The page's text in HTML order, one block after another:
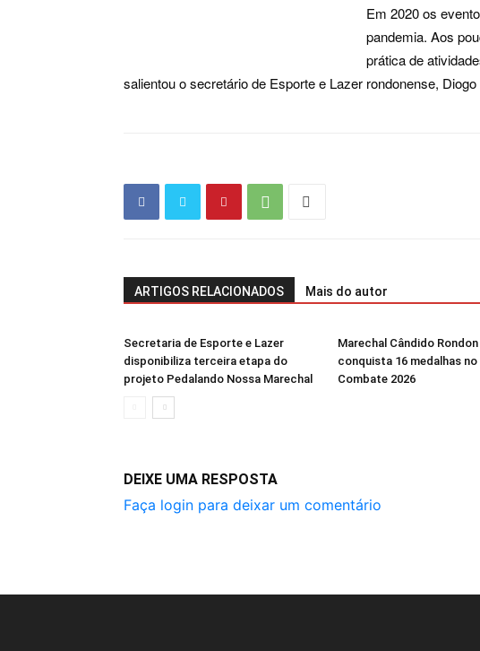
Em 2020 os
pandemia. Aos
prática de
salientou o secretário de Esporte e Lazer rondonense, Diogo
ARTIGOS RELACIONADOS Mais do autor
Secretaria de Esporte e Lazer
disponibiliza terceira etapa do
projeto Pedalando Nossa Marechal
Marechal Cândido Rondon
conquista 16 medalhas no
Combate 2026
DEIXE UMA RESPOSTA
Faça login para deixar um comentário